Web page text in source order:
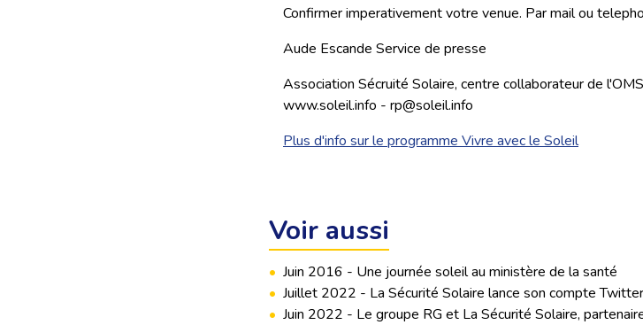
Confirmer imperativement votre venue. Par mail ou
Aude Escande Service de presse
Association Sécruité Solaire, centre collaborateur de
www.soleil.info - rp@soleil.info
Plus d'info sur le programme Vivre avec le Soleil
Voir aussi
• Juin 2016 - Une journée soleil au ministère de la santé
• Juillet 2022 - La Sécurité Solaire lance son compte
• Juin 2022 - Le groupe RG et La Sécurité Solaire,